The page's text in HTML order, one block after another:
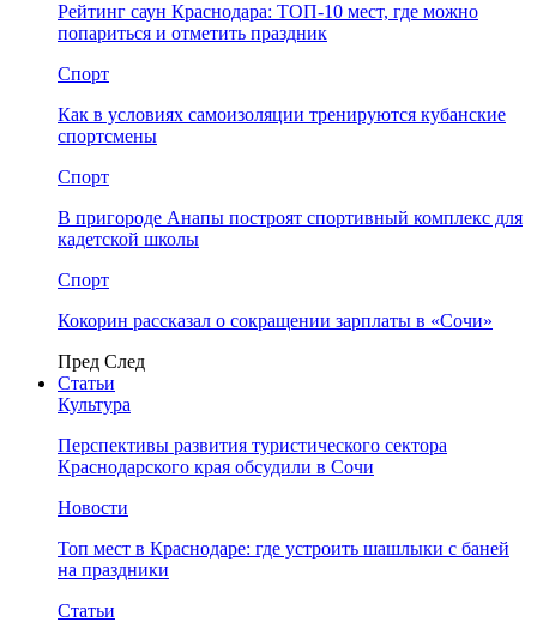
Рейтинг саун Краснодара: ТОП-10 мест, где можно
попариться и отметить праздник
Спорт
Как в условиях самоизоляции тренируются кубанские
спортсмены
Спорт
В пригороде Анапы построят спортивный комплекс для
кадетской школы
Спорт
Кокорин рассказал о сокращении зарплаты в «Сочи»
Пред След
Статьи
Культура
Перспективы развития туристического сектора
Краснодарского края обсудили в Сочи
Новости
Топ мест в Краснодаре: где устроить шашлыки с баней
на праздники
Статьи